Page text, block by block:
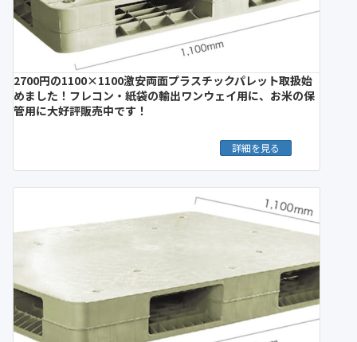
2700円の1100×1100激安両面プラスチックパレット取扱始
めました！フレコン・紙袋の輸出ワンウェイ用に、お米の保
管用に大好評販売中です！
詳細を見る